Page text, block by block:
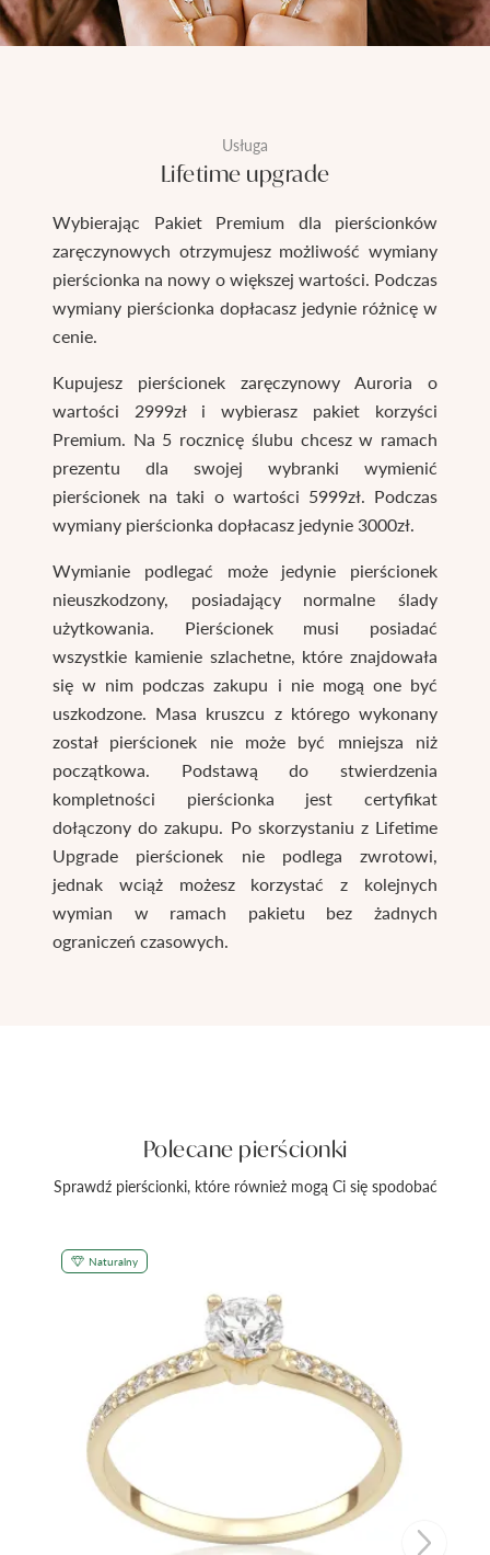
Usługa
Lifetime upgrade
Wybierając Pakiet Premium dla pierścionków
zaręczynowych otrzymujesz możliwość wymiany
pierścionka na nowy o większej wartości. Podczas
wymiany pierścionka dopłacasz jedynie różnicę w
cenie.
Kupujesz pierścionek zaręczynowy Auroria o
wartości 2999zł i wybierasz pakiet korzyści
Premium. Na 5 rocznicę ślubu chcesz w ramach
prezentu dla swojej wybranki wymienić
pierścionek na taki o wartości 5999zł. Podczas
wymiany pierścionka dopłacasz jedynie 3000zł.
Wymianie podlegać może jedynie pierścionek
nieuszkodzony, posiadający normalne ślady
użytkowania. Pierścionek musi posiadać
wszystkie kamienie szlachetne, które znajdowała
się w nim podczas zakupu i nie mogą one być
uszkodzone. Masa kruszcu z którego wykonany
został pierścionek nie może być mniejsza niż
początkowa. Podstawą do stwierdzenia
kompletności pierścionka jest certyfikat
dołączony do zakupu. Po skorzystaniu z Lifetime
Upgrade pierścionek nie podlega zwrotowi,
jednak wciąż możesz korzystać z kolejnych
wymian w ramach pakietu bez żadnych
ograniczeń czasowych.
Polecane pierścionki
Sprawdź pierścionki, które również mogą Ci się spodobać
Naturalny